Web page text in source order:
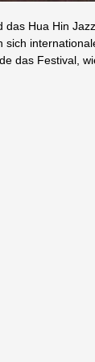
Hua Hin
das Festival,